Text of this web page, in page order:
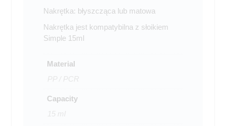
Nakrętka: błyszcząca lub matowa
Nakrętka jest kompatybilna z słoikiem
Simple 15ml
Material
PP / PCR
Capacity
15 ml